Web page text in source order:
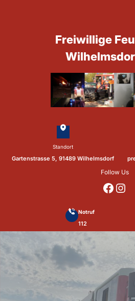
Standort
Gartenstrasse 5, 91489 Wilhelmsdorf
Freiwillige
Follow Us
https://www.facebook.com/p/Feuerwehr-Wilhelmsdorf-Mfr-100041655560073/?locale=de_DE https://www.instagram.com/feuerwehr_wilhelmsdorf_mfr/
Notruf
112